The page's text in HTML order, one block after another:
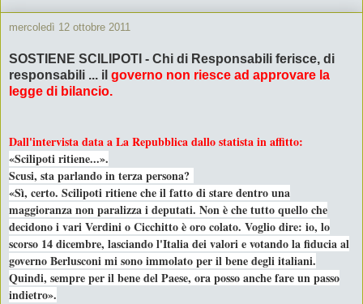
mercoledì 12 ottobre 2011
SOSTIENE SCILIPOTI - Chi di Responsabili ferisce, di
responsabili ... il governo non riesce ad approvare la
legge di bilancio.
Dall'intervista data a La Repubblica dallo statista in affitto:
«Scilipoti ritiene...».
Scusi, sta parlando in terza persona?
«Sì, certo. Scilipoti ritiene che il fatto di stare dentro una
maggioranza non paralizza i deputati. Non è che tutto quello che
decidono i vari Verdini o Cicchitto è oro colato. Voglio dire: io, lo
scorso 14 dicembre, lasciando l'Italia dei valori e votando la fiducia al
governo Berlusconi mi sono immolato per il bene degli italiani.
Quindi, sempre per il bene del Paese, ora posso anche fare un passo
indietro».